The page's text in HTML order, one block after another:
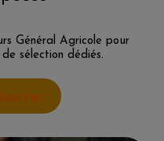
Général Agricole pour
sélection dédiés.